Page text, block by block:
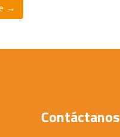
→
Contáctanos